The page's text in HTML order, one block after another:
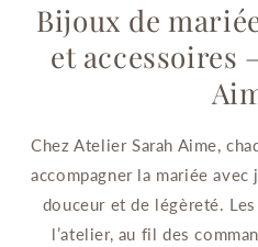
Bijoux de
et accessoires
Chez Atelier Sarah Aime,
accompagner la mariée
douceur et de légèreté.
l’atelier, au fil des